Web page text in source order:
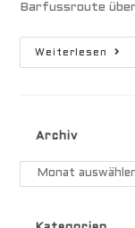
Barfussroute
Weiterlesen
Archiv
Archiv